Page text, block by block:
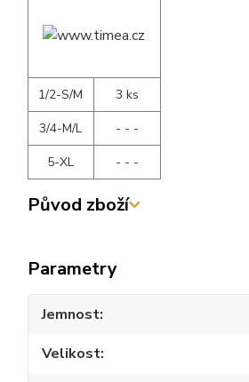
1/2-S/M
3 ks
3/4-M/L
- - -
5-XL
- - -
Původ zboží
Parametry
Jemnost
Velikost